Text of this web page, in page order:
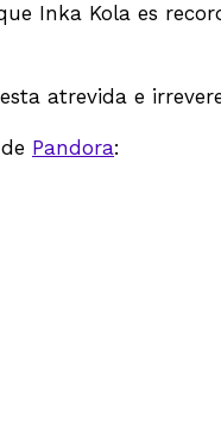
Inka Kola es
atrevida e
Pandora: